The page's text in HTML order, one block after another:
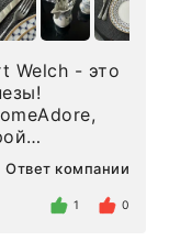
Welch - это
Один раз
ложки,
посуды,
Ответ компании
1 0